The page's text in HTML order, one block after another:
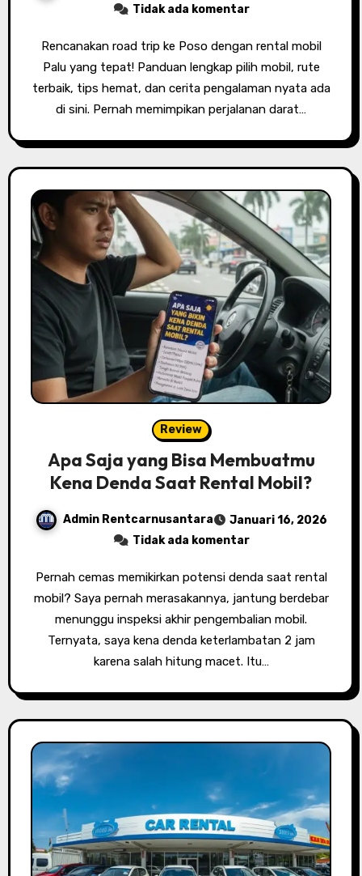
Tidak ada komentar
Rencanakan road trip ke Poso dengan rental mobil
Palu yang tepat! Panduan lengkap pilih mobil, rute
terbaik, tips hemat, dan cerita pengalaman nyata ada
di sini. Pernah memimpikan perjalanan darat…
Review
Apa Saja yang Bisa Membuatmu
Kena Denda Saat Rental Mobil?
Admin Rentcarnusantara
Januari 16, 2026
Tidak ada komentar
Pernah cemas memikirkan potensi denda saat rental
mobil? Saya pernah merasakannya, jantung berdebar
menunggu inspeksi akhir pengembalian mobil.
Ternyata, saya kena denda keterlambatan 2 jam
karena salah hitung macet. Itu…